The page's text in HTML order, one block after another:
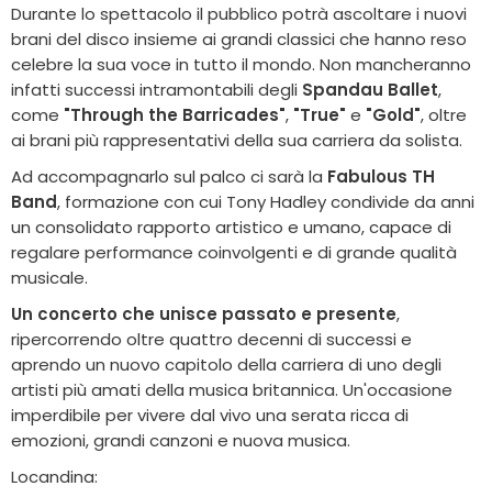
Durante lo spettacolo il pubblico potrà ascoltare i nuovi
brani del disco insieme ai grandi classici che hanno reso
celebre la sua voce in tutto il mondo. Non mancheranno
infatti successi intramontabili degli Spandau Ballet,
come "Through the Barricades", "True" e "Gold", oltre
ai brani più rappresentativi della sua carriera da solista.
Ad accompagnarlo sul palco ci sarà la Fabulous TH
Band, formazione con cui Tony Hadley condivide da anni
un consolidato rapporto artistico e umano, capace di
regalare performance coinvolgenti e di grande qualità
musicale.
Un concerto che unisce passato e presente,
ripercorrendo oltre quattro decenni di successi e
aprendo un nuovo capitolo della carriera di uno degli
artisti più amati della musica britannica. Un'occasione
imperdibile per vivere dal vivo una serata ricca di
emozioni, grandi canzoni e nuova musica.
Locandina: